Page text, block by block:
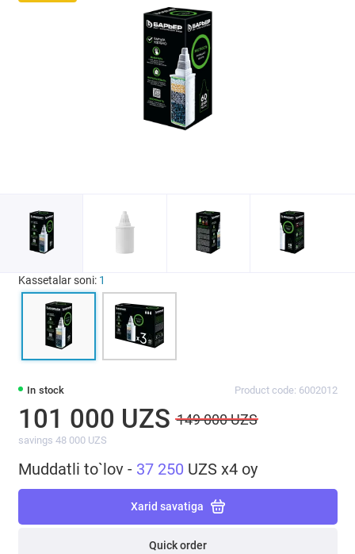
In stock Product code: 6002012
101 000 UZS 149 000 UZS
savings 48 000 UZS
Muddatli to`lov - 37 250 UZS x4 oy
Xarid savatiga
Quick order
Kassetalar soni: 1